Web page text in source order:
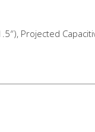
Projected